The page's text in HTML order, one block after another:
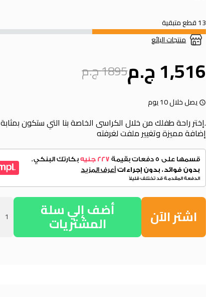
13 قطع متبقية
منتجات البائع
1,516 ج.م 1895 ج.م
يصل خلال 10 يوم
.إختر راحة طفلك من خلال الكراسى الخاصة بنا التي ستكون بمثابة
إضافة مميزة وتغيير ملفت لغرفته
اشتر الآن أضف إلي سلة
المشتريات